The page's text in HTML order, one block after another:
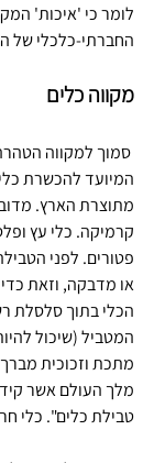
לומר כי 'איכות'
החברתי-כלכלי של
מקווה כלים
סמוך למקווה
המיועד להכשרת
מתוצרת הארץ.
קרמיקה. כלי עץ
פטורים. לפני
או מדבקה, וזאת
הכלי בתוך סלסלת
המטביל (שיכול
מתכת וזכוכית
מלך העולם אשר
טבילת כלים". כלי